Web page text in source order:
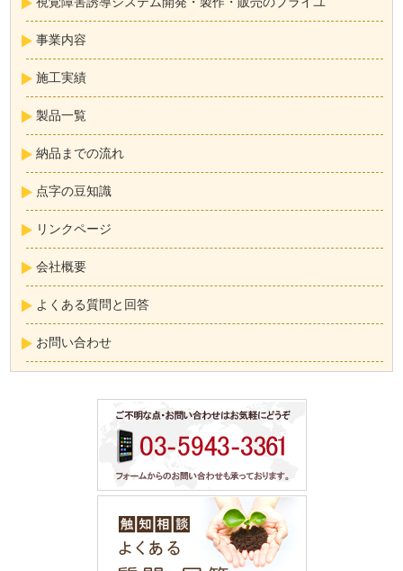
事業内容
施工実績
製品一覧
納品までの流れ
点字の豆知識
リンクページ
会社概要
よくある質問と回答
お問い合わせ